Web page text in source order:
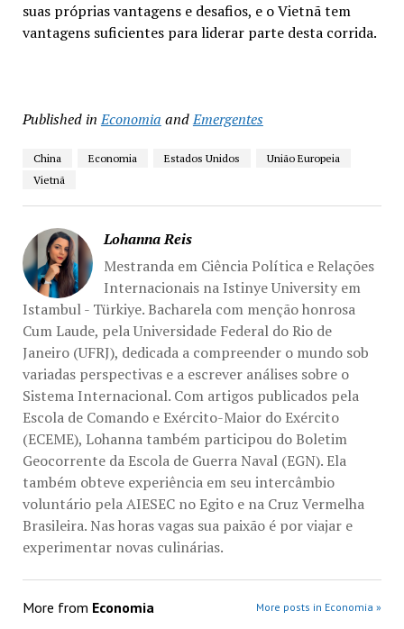
suas próprias vantagens e desafios, e o Vietnã tem
vantagens suficientes para liderar parte desta corrida.
Published in Economia andEmergentes
China Economia Estados Unidos
União Europeia
Vietnã
Lohanna Reis
Mestranda em Ciência Política e Relações
Internacionais na Istinye University em
Istambul - Türkiye. Bacharela com menção honrosa
Cum Laude, pela Universidade Federal do Rio de
Janeiro (UFRJ), dedicada a compreender o mundo sob
variadas perspectivas e a escrever análises sobre o
Sistema Internacional. Com artigos publicados pela
Escola de Comando e Exército-Maior do Exército
(ECEME), Lohanna também participou do Boletim
Geocorrente da Escola de Guerra Naval (EGN). Ela
também obteve experiência em seu intercâmbio
voluntário pela AIESEC no Egito e na Cruz Vermelha
Brasileira. Nas horas vagas sua paixão é por viajar e
experimentar novas culinárias.
More from Economia More posts in Economia »